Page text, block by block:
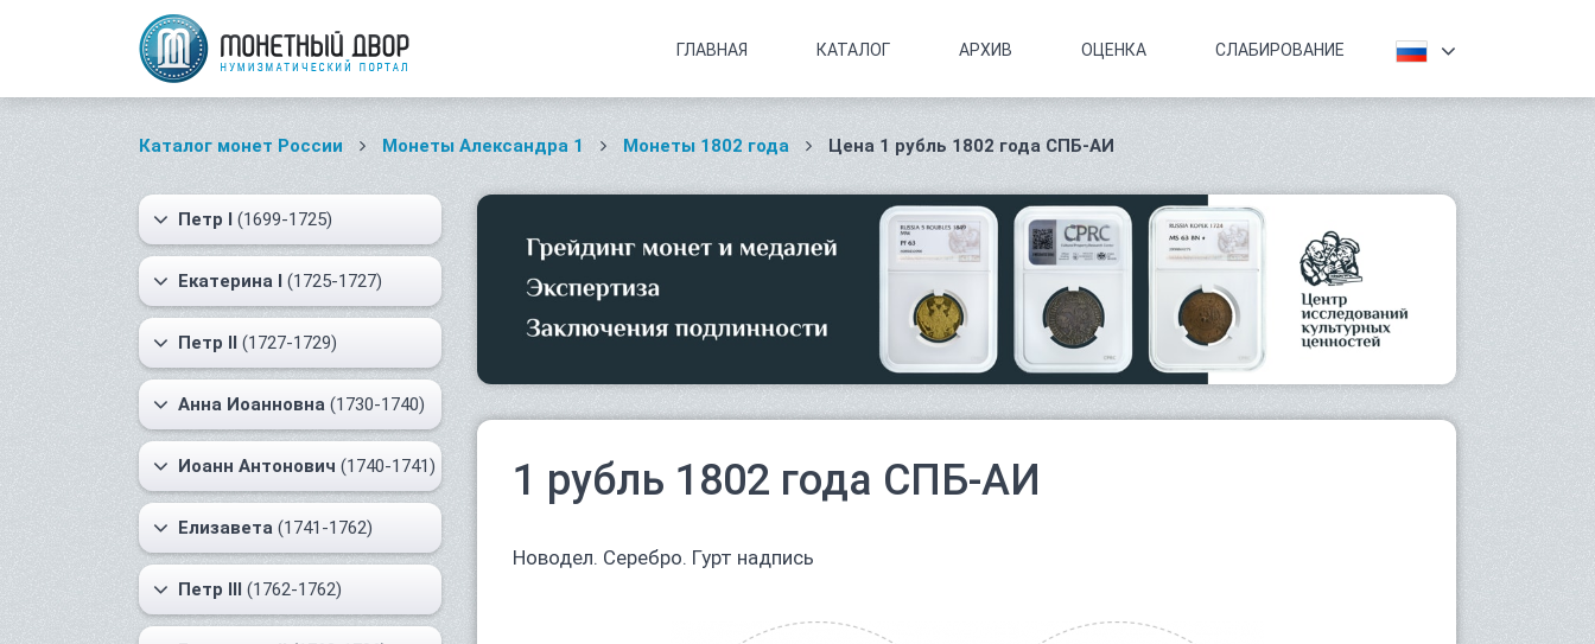
ГЛАВНАЯ КАТАЛОГ АРХИВ ОЦЕНКА СЛАБИРОВАНИЕ
Каталог монет России Монеты Александра 1 Монеты 1802 года Цена 1 рубль 1802 года СПБ-АИ
Петр I (1699-1725)
Екатерина I (1725-1727)
Петр II (1727-1729)
Анна Иоанновна (1730-1740)
Иоанн Антонович (1740-1741)
Елизавета (1741-1762)
Петр III (1762-1762)
1 рубль 1802 года СПБ-АИ
Новодел. Серебро. Гурт надпись